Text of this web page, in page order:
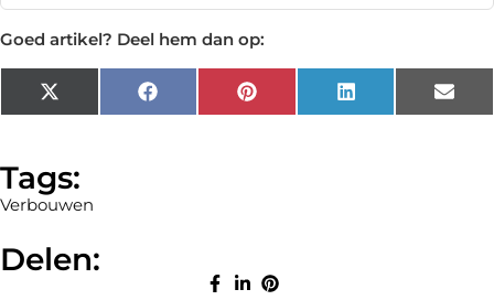
Goed artikel? Deel hem dan op:
X
(Twitter)
Facebook Pinterest LinkedIn
Tags:
Verbouwen
Delen: